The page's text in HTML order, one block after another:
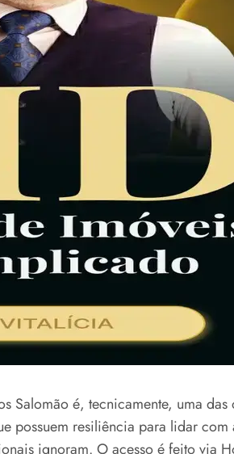
Salomão é, tecnicamente, uma
possuem resiliência para lidar
ignoram. O acesso é feito via